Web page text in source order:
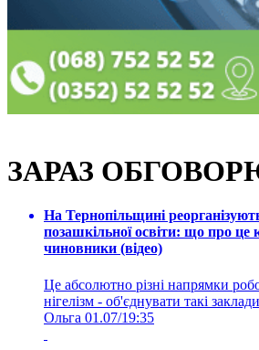
ЗАРАЗ
На Тернопільщині
позашкільної освіти: що про це
чиновники (відео)
Це абсолютно різні напрямки
нігелізм - об'єднувати такі
Ольга 01.07/19:35